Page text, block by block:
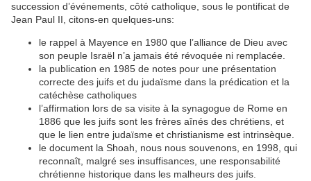
succession d’événements, côté catholique, sous le pontificat de
Jean Paul II, citons-en quelques-uns:
le rappel à Mayence en 1980 que l’alliance de Dieu avec
son peuple Israël n’a jamais été révoquée ni remplacée.
la publication en 1985 de notes pour une présentation
correcte des juifs et du judaïsme dans la prédication et la
catéchèse catholiques
l’affirmation lors de sa visite à la synagogue de Rome en
1886 que les juifs sont les frères aînés des chrétiens, et
que le lien entre judaïsme et christianisme est intrinsèque.
le document la Shoah, nous nous souvenons, en 1998, qui
reconnaît, malgré ses insuffisances, une responsabilité
chrétienne historique dans les malheurs des juifs.